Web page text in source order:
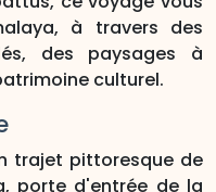
à travers des
des paysages à
culturel.
trajet pittoresque de
porte d'entrée de la